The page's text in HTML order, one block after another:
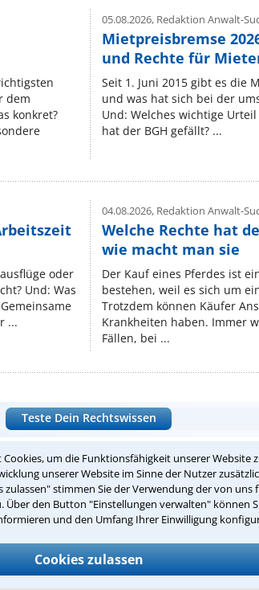
um die Funktionsfähigkeit unserer Website
unserer Website im Sinne der Nutzer
stimmen Sie der Verwendung der von uns
Über den Button "Einstellungen verwalten" können
und den Umfang Ihrer Einwilligung
Cookies zulassen
dem
konkret?
05.08.2026,Redaktion Anwalt-
Mietpreisbremse
und Rechte für
Seit 1. Juni 2015 gibt es die
und was hat sich bei der
Und: Welches wichtige
hat der BGH gefällt? ...
oder
Und: Was
...
04.08.2026,Redaktion Anwalt-
Welche Rechte hat
wie macht man sie
Der Kauf eines Pferdes ist
bestehen, weil es sich um
Trotzdem können Käufer
Krankheiten haben. Immer
Fällen, bei ...
Teste Dein Rechtswissen
sich spezialisierte Rechtsanwälte bei
Anwalt ist für Sie kostenlos.